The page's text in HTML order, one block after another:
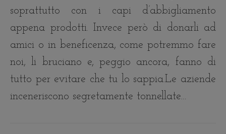
soprattutto con i capi d’abbigliamento
appena prodotti. Invece però di donarli ad
amici o in beneficenza, come potremmo fare
noi, li bruciano e, peggio ancora, fanno di
tutto per evitare che tu lo sappia.Le aziende
inceneriscono segretamente tonnellate…